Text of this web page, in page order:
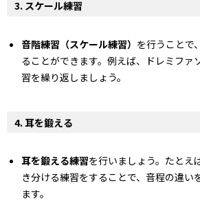
3. スケール練習
音階練習（スケール練習） を行うことで
ることができます。例えば、ドレミファ
習を繰り返しましょう。
4. 耳を鍛える
耳を鍛える練習を行いましょう。たとえ
き分ける練習をすることで、音程の違い
ます。